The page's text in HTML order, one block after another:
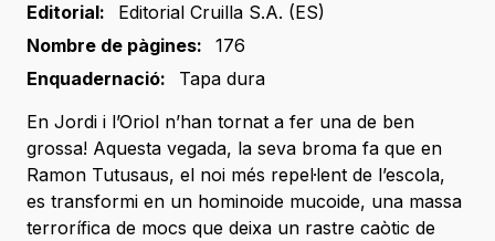
Editorial:
Editorial Cruilla S.A. (ES)
Nombre de pàgines:
176
Enquadernació:
Tapa dura
En Jordi i l’Oriol n’han tornat a fer una de ben
grossa! Aquesta vegada, la seva broma fa que en
Ramon Tutusaus, el noi més repel·lent de l’escola,
es transformi en un hominoide mucoide, una massa
terrorífica de mocs que deixa un rastre caòtic de